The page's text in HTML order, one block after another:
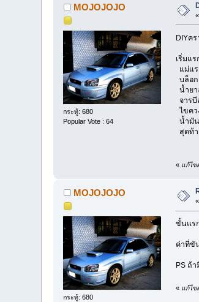
MOJOJOJO
กระทู้: 680
Popular Vote : 64
DIYค
เริ่มแ
แม่แร
บล็อ
น้ำยา
จารบี
ไขค
น้ำมั
สุดท้า
« แก้ไข
MOJOJOJO
กระทู้: 680
ขั้นแร
ค่าที่ขั
PS ถ้
« แก้ไข